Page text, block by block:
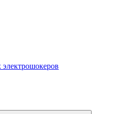
электрошокеров